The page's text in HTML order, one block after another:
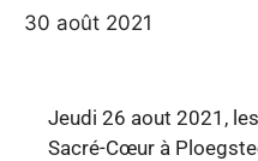
30 août 2021
Jeudi 26 aout 2021,
Sacré-Cœur à